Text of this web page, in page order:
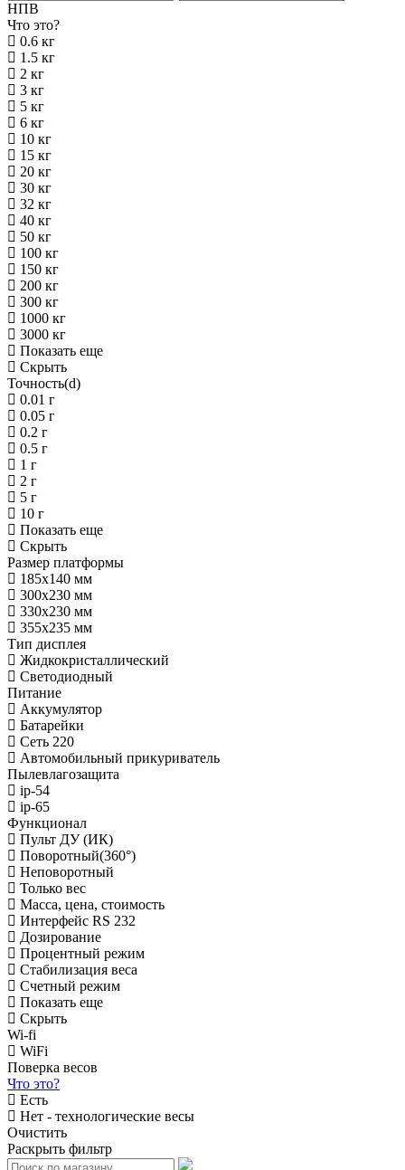
НПВ
Что это?
0.6 кг
1.5 кг
2 кг
3 кг
5 кг
6 кг
10 кг
15 кг
20 кг
30 кг
32 кг
40 кг
50 кг
100 кг
150 кг
200 кг
300 кг
1000 кг
3000 кг
Показать еще
Скрыть
Точность(d)
0.01 г
0.05 г
0.2 г
0.5 г
1 г
2 г
5 г
10 г
Показать еще
Скрыть
Размер платформы
185х140 мм
300х230 мм
330х230 мм
355х235 мм
Тип дисплея
Жидкокристаллический
Светодиодный
Питание
Аккумулятор
Батарейки
Сеть 220
Автомобильный прикуриватель
Пылевлагозащита
ip-54
ip-65
Функционал
Пульт ДУ (ИК)
Поворотный(360°)
Неповоротный
Только вес
Масса, цена, стоимость
Интерфейс RS 232
Дозирование
Процентный режим
Стабилизация веса
Счетный режим
Показать еще
Скрыть
Wi-fi
WiFi
Поверка весов
Что это?
Есть
Нет - технологические весы
Очистить
Раскрыть фильтр